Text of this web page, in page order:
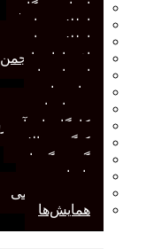
اخبار وب‌گاه
اطلاعیه‌ها
اطلاعیه‌های
افتخارات انجمن
انتصاب‌ها
بیانیه‌ها
رویدادهای مهم
کارگاه‌های
کنگره سالانه
گفت‌وگوها
یادداشت
مجمع عمومی
همایش‌ها